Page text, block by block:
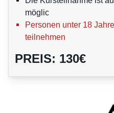
möglic
Personen unter 18
teilnehmen
PREIS: 130€